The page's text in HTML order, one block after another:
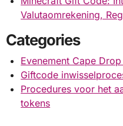
Valutaomrekening,
Categories
Evenement Cape
Giftcode
Procedures voor het
tokens